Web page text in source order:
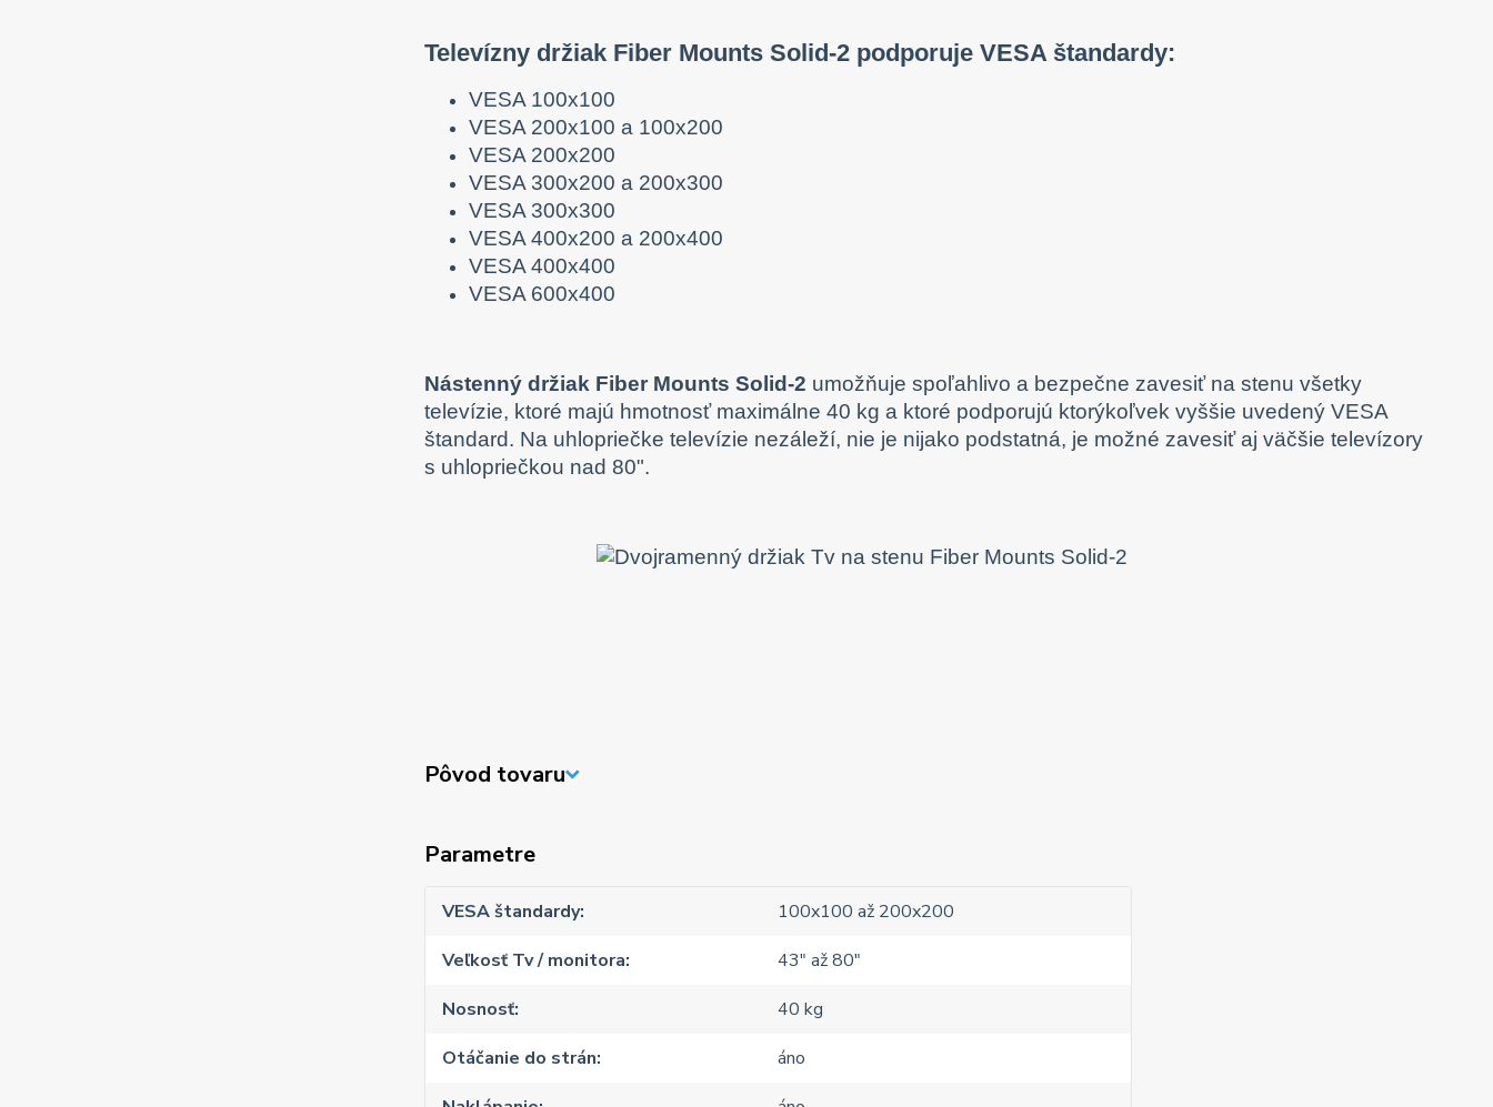
Televízny držiak Fiber Mounts Solid-2 podporuje VESA štandardy:
VESA 100x100
VESA 200x100 a 100x200
VESA 200x200
VESA 300x200 a 200x300
VESA 300x300
VESA 400x200 a 200x400
VESA 400x400
VESA 600x400
Nástenný držiak Fiber Mounts Solid-2 umožňuje spoľahlivo a bezpečne zavesiť na stenu všetky
televízie, ktoré majú hmotnosť maximálne 40 kg a ktoré podporujú ktorýkoľvek vyššie uvedený VESA
štandard. Na uhlopriečke televízie nezáleží, nie je nijako podstatná, je možné zavesiť aj väčšie televízory
s uhlopriečkou nad 80".
Pôvod tovaru
Parametre
VESA štandardy
100x100 až 200x200
Veľkosť Tv / monitora
43" až 80"
Nosnosť
40 kg
Otáčanie do strán
áno